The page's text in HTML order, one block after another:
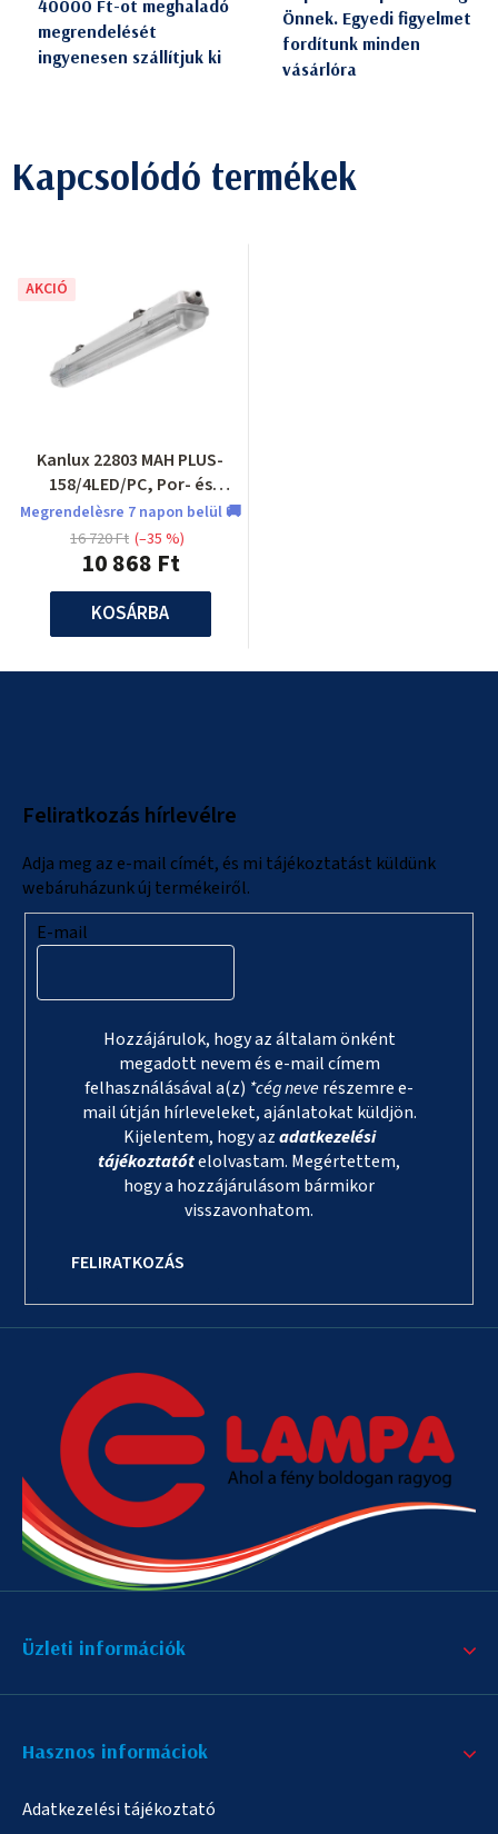
40000 Ft-ot meghaladó
megrendelését
ingyenesen szállítjuk ki
Önnek. Egyedi figyelmet
fordítunk minden
vásárlóra
Kapcsolódó termékek
AKCIÓ
Kanlux 22803 MAH PLUS-
158/4LED/PC, Por- és
páramentes lámpatest LED
fénycsőhöz
Megrendelèsre 7 napon belül 🚚
10 868 Ft
16 720 Ft (–35 %)
KOSÁRBA
Feliratkozás hírlevélre
Adja meg az e-mail címét, és mi tájékoztatást küldünk
webáruházunk új termékeiről.
E-mail
Hozzájárulok, hogy az általam önként
megadott nevem és e-mail címem
felhasználásával a(z) *cég neverészemre e-
mail útján hírleveleket, ajánlatokat küldjön.
Kijelentem, hogy azadatkezelési
tájékoztatótelolvastam. Megértettem,
hogy a hozzájárulásom bármikor
visszavonhatom.
FELIRATKOZÁS
Üzleti információk
Hasznos informáciok
Adatkezelési tájékoztató